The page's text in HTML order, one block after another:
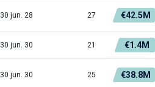
30 jun. 28 27 €42.5M
30 jun. 30 21 €1.4M
30 jun. 30 25 €38.8M